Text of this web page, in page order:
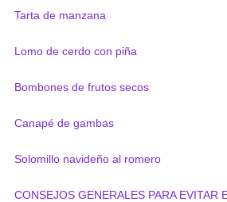
Tarta de manzana
Lomo de cerdo con piña
Bombones de frutos secos
Canapé de gambas
Solomillo navideño al romero
CONSEJOS GENERALES PARA EVITAR